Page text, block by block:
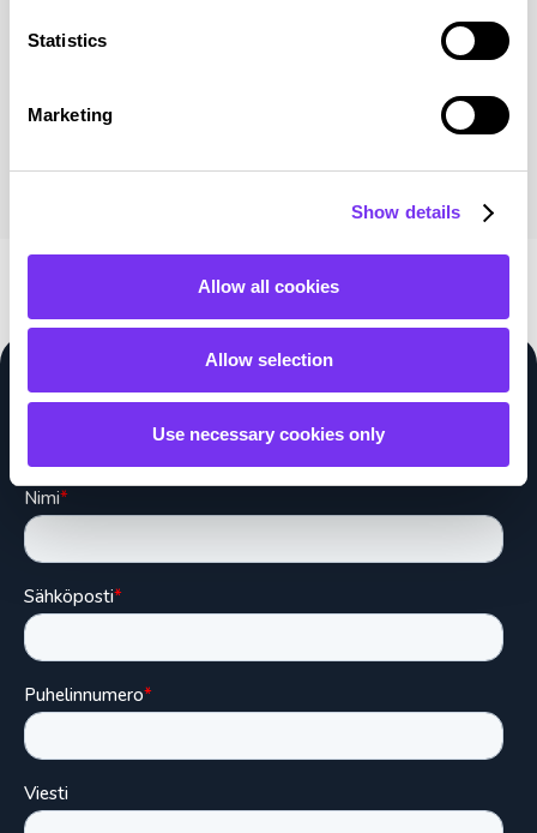
Statistics
Marketing
Show details
Allow all cookies
Allow selection
Use necessary cookies only
Voimmeko auttaa?
Täytä tietosi, niin otamme yhteyttä